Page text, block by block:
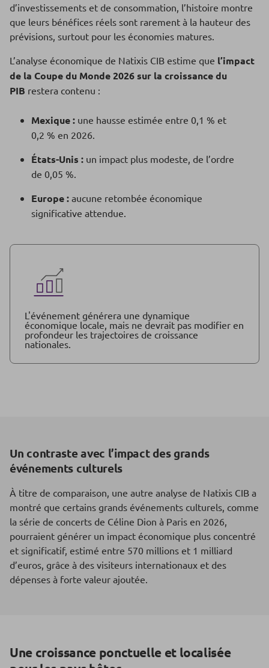
d’investissements et de consommation, l’histoire montre
que leurs bénéfices réels sont rarement à la hauteur des
prévisions, surtout pour les économies matures.
L’analyse économique de Natixis CIB estime que l’impact
de la Coupe du Monde 2026 sur la croissance du
PIB restera contenu :
Mexique : une hausse estimée entre 0,1 % et
0,2 % en 2026.
États-Unis : un impact plus modeste, de l’ordre
de 0,05 %.
Europe : aucune retombée économique
significative attendue.
L'événement générera une dynamique
économique locale, mais ne devrait pas modifier en
profondeur les trajectoires de croissance
nationales.
Un contraste avec l’impact des grands
événements culturels
À titre de comparaison, une autre analyse de Natixis CIB a
montré que certains grands événements culturels, comme
la série de concerts de Céline Dion à Paris en 2026,
pourraient générer un impact économique plus concentré
et significatif, estimé entre 570 millions et 1 milliard
d’euros, grâce à des visiteurs internationaux et des
dépenses à forte valeur ajoutée.
Une croissance ponctuelle et localisée